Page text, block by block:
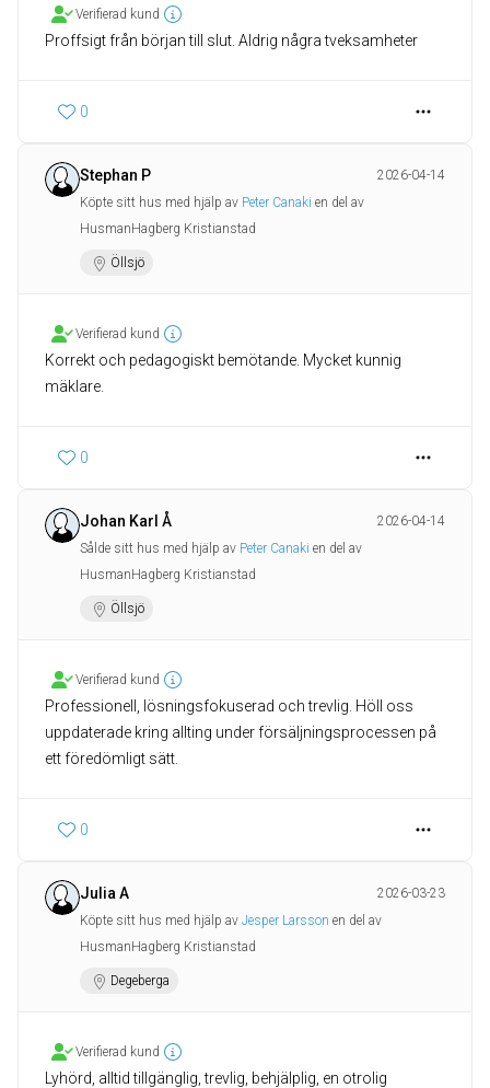
Verifierad kund
Proffsigt från början till slut. Aldrig några tveksamheter
0
Stephan P
2026-04-14
Köpte sitt hus med hjälp av Peter Canaki en del av
HusmanHagberg Kristianstad
Öllsjö
Verifierad kund
Korrekt och pedagogiskt bemötande. Mycket kunnig
mäklare.
0
Johan Karl Å
2026-04-14
Sålde sitt hus med hjälp av Peter Canaki en del av
HusmanHagberg Kristianstad
Öllsjö
Verifierad kund
Professionell, lösningsfokuserad och trevlig. Höll oss
uppdaterade kring allting under försäljningsprocessen på
ett föredömligt sätt.
0
Julia A
2026-03-23
Köpte sitt hus med hjälp av Jesper Larsson en del av
HusmanHagberg Kristianstad
Degeberga
Verifierad kund
Lyhörd, alltid tillgänglig, trevlig, behjälplig, en otrolig